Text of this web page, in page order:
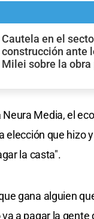
Cautela en el
construcción ante
Milei sobre la obra
Neura Media, el
elección que hizo
la casta".
gana alguien
a pagar la gente